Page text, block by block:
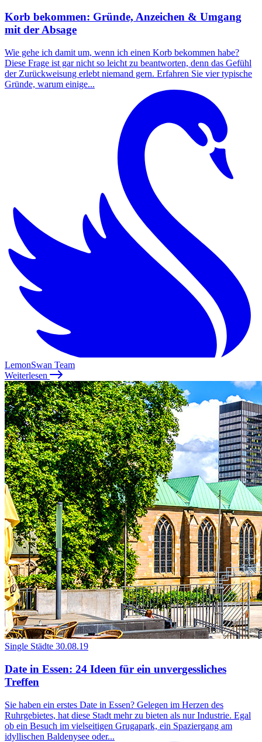
Korb bekommen: Gründe, Anzeichen & Umgang
mit der Absage
Wie gehe ich damit um, wenn ich einen Korb bekommen habe?
Diese Frage ist gar nicht so leicht zu beantworten, denn das Gefühl
der Zurückweisung erlebt niemand gern. Erfahren Sie vier typische
Gründe, warum einige...
LemonSwan Team
Weiterlesen
Single Städte 30.08.19
Date in Essen: 24 Ideen für ein unvergessliches
Treffen
Sie haben ein erstes Date in Essen? Gelegen im Herzen des
Ruhrgebietes, hat diese Stadt mehr zu bieten als nur Industrie. Egal
ob ein Besuch im vielseitigen Grugapark, ein Spaziergang am
idyllischen Baldenysee oder...